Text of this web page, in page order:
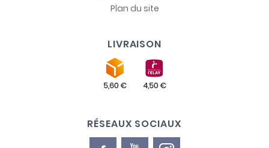
Plan du site
LIVRAISON
RÉSEAUX SOCIAUX